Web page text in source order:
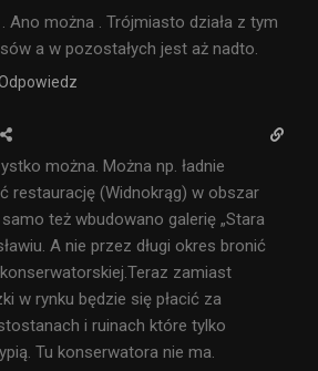
Ano można . Trójmiasto działa z tym
a w pozostałych jest aż nadto.
można. Można np. ładnie
restaurację (Widnokrąg) w obszar
też wbudowano galerię „Stara
A nie przez długi okres bronić
zamiast
w rynku będzie się płacić za
i ruinach które tylko
Tu konserwatora nie ma.